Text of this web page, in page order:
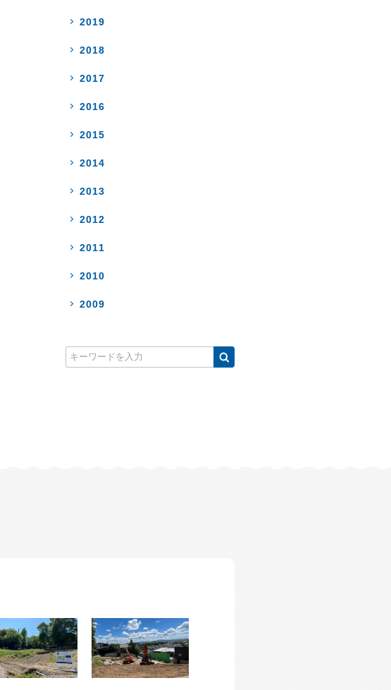
2019
2018
2017
2016
2015
2014
2013
2012
2011
2010
2009